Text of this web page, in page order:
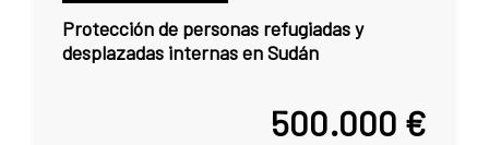
Protección de personas refugiadas y
desplazadas internas en Sudán
500.000 €